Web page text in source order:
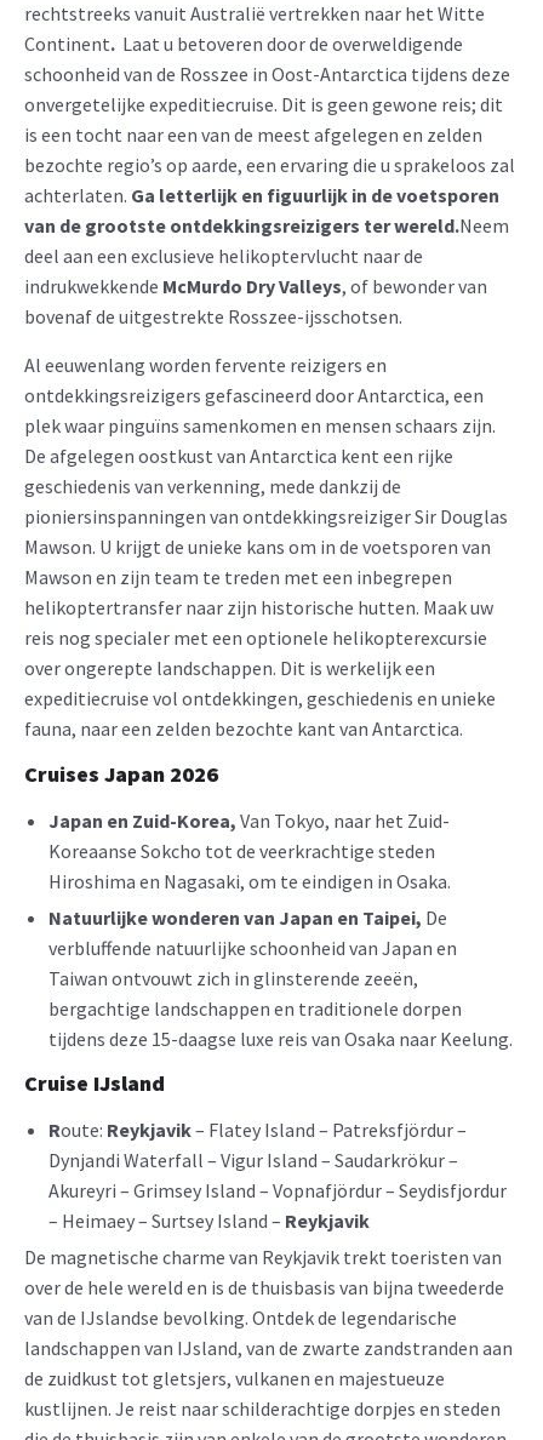
rechtstreeks vanuit Australië vertrekken naar het Witte
Continent. Laat u betoveren door de overweldigende
schoonheid van de Rosszee in Oost-Antarctica tijdens deze
onvergetelijke expeditiecruise. Dit is geen gewone reis; dit
is een tocht naar een van de meest afgelegen en zelden
bezochte regio’s op aarde, een ervaring die u sprakeloos zal
achterlaten. Ga letterlijk en figuurlijk in de voetsporen
van de grootste ontdekkingsreizigers ter wereld.Neem
deel aan een exclusieve helikoptervlucht naar de
indrukwekkende McMurdo Dry Valleys, of bewonder van
bovenaf de uitgestrekte Rosszee-ijsschotsen.
Al eeuwenlang worden fervente reizigers en
ontdekkingsreizigers gefascineerd door Antarctica, een
plek waar pinguïns samenkomen en mensen schaars zijn.
De afgelegen oostkust van Antarctica kent een rijke
geschiedenis van verkenning, mede dankzij de
pioniersinspanningen van ontdekkingsreiziger Sir Douglas
Mawson. U krijgt de unieke kans om in de voetsporen van
Mawson en zijn team te treden met een inbegrepen
helikoptertransfer naar zijn historische hutten. Maak uw
reis nog specialer met een optionele helikopterexcursie
over ongerepte landschappen. Dit is werkelijk een
expeditiecruise vol ontdekkingen, geschiedenis en unieke
fauna, naar een zelden bezochte kant van Antarctica.
Cruises Japan 2026
Japan en Zuid-Korea, Van Tokyo, naar het Zuid-
Koreaanse Sokcho tot de veerkrachtige steden
Hiroshima en Nagasaki, om te eindigen in Osaka.
Natuurlijke wonderen van Japan en Taipei, De
verbluffende natuurlijke schoonheid van Japan en
Taiwan ontvouwt zich in glinsterende zeeën,
bergachtige landschappen en traditionele dorpen
tijdens deze 15-daagse luxe reis van Osaka naar Keelung.
Cruise IJsland
Route: Reykjavik– Flatey Island – Patreksfjördur –
Dynjandi Waterfall – Vigur Island – Saudarkrökur –
Akureyri – Grimsey Island – Vopnafjördur – Seydisfjordur
– Heimaey – Surtsey Island – Reykjavik
De magnetische charme van Reykjavik trekt toeristen van
over de hele wereld en is de thuisbasis van bijna tweederde
van de IJslandse bevolking. Ontdek de legendarische
landschappen van IJsland, van de zwarte zandstranden aan
de zuidkust tot gletsjers, vulkanen en majestueuze
kustlijnen. Je reist naar schilderachtige dorpjes en steden